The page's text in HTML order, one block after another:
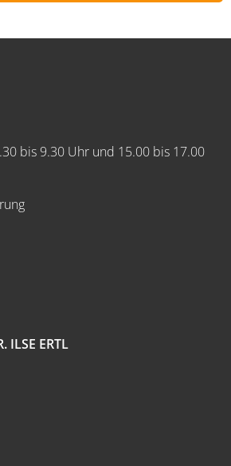
ILSE ERTL
bis 9.30 Uhr und 15.00 bis 17.00